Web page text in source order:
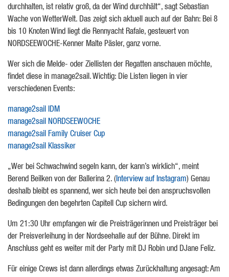
durchhalten, ist relativ groß, da der Wind durchhält“, sagt Sebastian
Wache von WetterWelt. Das zeigt sich aktuell auch auf der Bahn: Bei 8
bis 10 Knoten Wind liegt die Rennyacht Rafale, gesteuert von
NORDSEEWOCHE-Kenner Malte Päsler, ganz vorne.
Wer sich die Melde- oder Ziellisten der Regatten anschauen möchte,
findet diese in manage2sail. Wichtig: Die Listen liegen in vier
verschiedenen Events:
manage2sail IDM
manage2sail NORDSEEWOCHE
manage2sail Family Cruiser Cup
manage2sail Klassiker
„Wer bei Schwachwind segeln kann, der kann’s wirklich“, meint
Berend Beilken von der Ballerina 2. (Interview auf Instagram) Genau
deshalb bleibt es spannend, wer sich heute bei den anspruchsvollen
Bedingungen den begehrten Capitell Cup sichern wird.
Um 21:30 Uhr empfangen wir die Preisträgerinnen und Preisträger bei
der Preisverleihung in der Nordseehalle auf der Bühne. Direkt im
Anschluss geht es weiter mit der Party mit DJ Robin und DJane Feliz.
Für einige Crews ist dann allerdings etwas Zurückhaltung angesagt: Am